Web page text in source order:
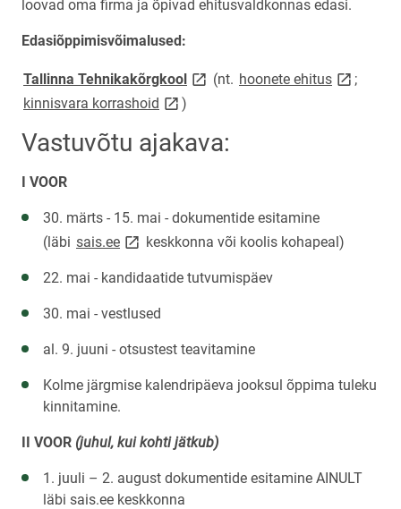
loovad oma firma ja õpivad ehitusvaldkonnas edasi.
Edasiõppimisvõimalused:
Tallinna Tehnikakõrgkoollink opens on new page
(nt. hoonete ehituslink opens
;
kinnisvara korrashoid link opens on new page
)
Vastuvõtu ajakava:
I VOOR
30. märts - 15. mai - dokumentide esitamine
(läbi sais.eelink opens on new page
link opens on new page
keskkonna või koolis kohapeal)
22. mai - kandidaatide tutvumispäev
30. mai - vestlused
al. 9. juuni - otsustest teavitamine
Kolme järgmise kalendripäeva jooksul õppima tuleku
kinnitamine.
II VOOR (juhul, kui kohti jätkub)
1. juuli – 2. august dokumentide esitamine AINULT
läbi sais.ee keskkonna